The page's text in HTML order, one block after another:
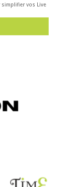
vos Live